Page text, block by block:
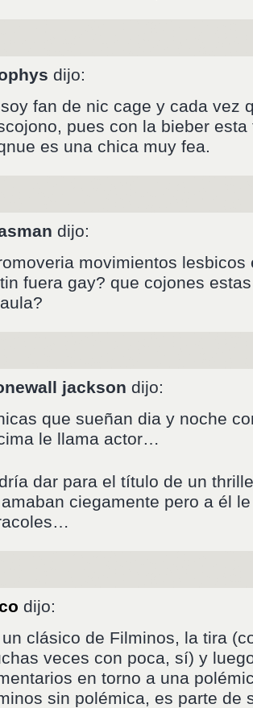
dijo:
fan de nic cage y cada vez
pues con la bieber
es una chica muy fea.
dijo:
movimientos lesbicos
fuera gay? que cojones
jackson dijo:
que sueñan dia y noche
le llama actor…
dar para el título de un
ciegamente pero a él
dijo:
clásico de Filminos, la tira
veces con poca, sí) y
en torno a una
sin polémica, es parte de